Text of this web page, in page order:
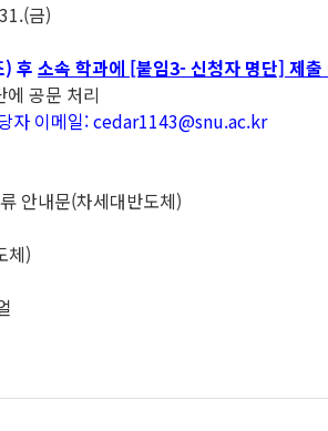
금)
) 후 소속 학과에 [붙임3- 신청자 명단] 제출
공문 처리
자 이메일: cedar1143@snu.ac.kr
안내문(차세대반도체)
체)